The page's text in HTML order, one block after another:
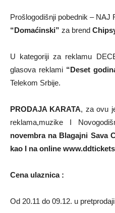
Prošlogodišnji pobednik – NAJ
“Domaćinski” za brend
U kategoriji za reklamu
glasova reklami “Deset
Telekom Srbije.
PRODAJA KARATA, za ovu
reklama,muzike I
novembra na Blagajni Sava
kao I na online
Cena ulaznica :
Od 20.11 do 09.12. u